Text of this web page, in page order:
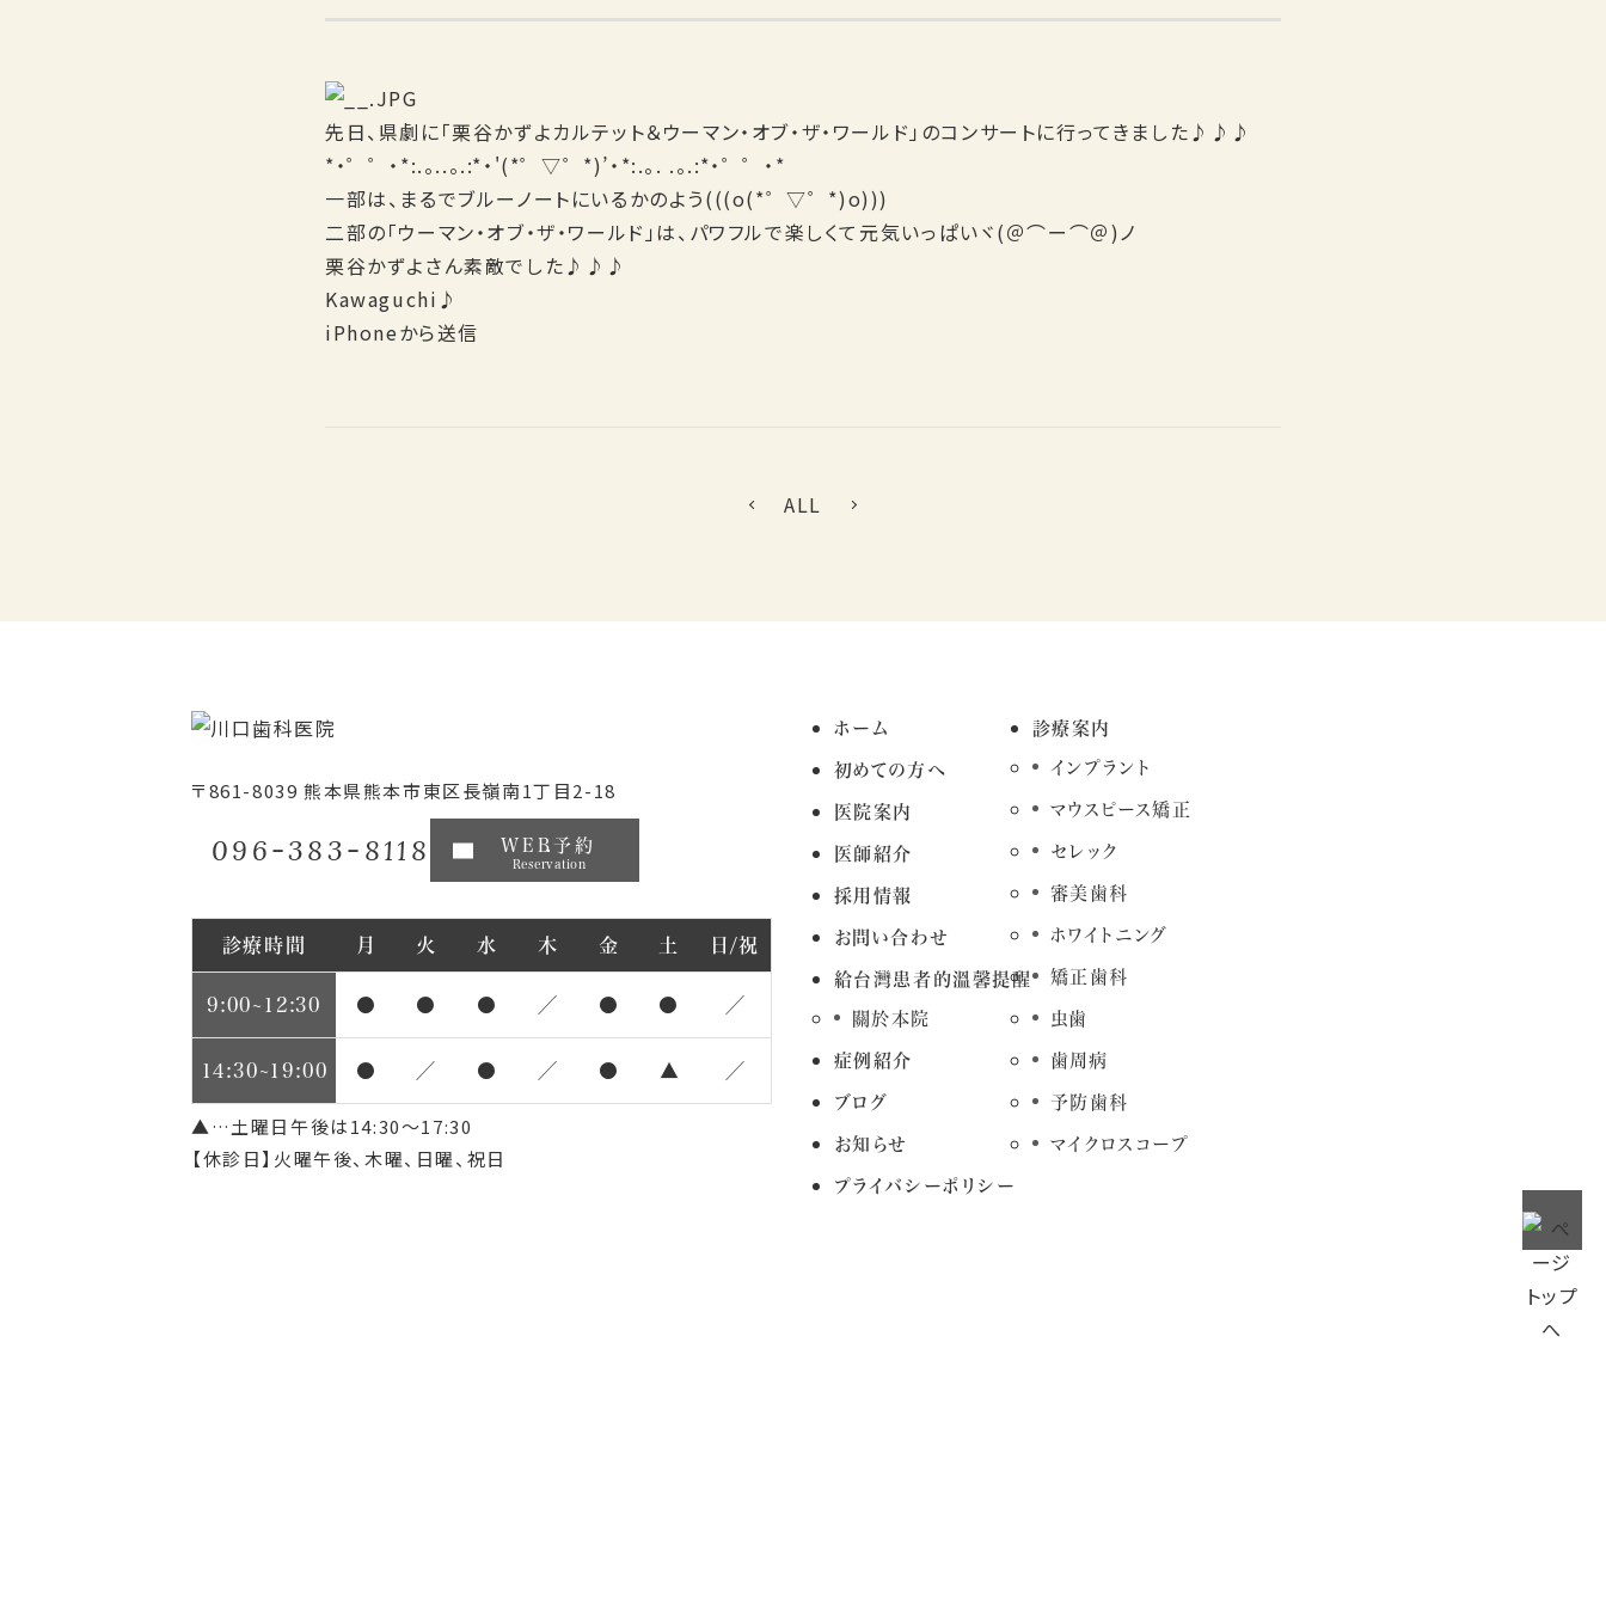
先日、県劇に「栗谷かずよカルテット＆ウーマン・オブ・ザ・ワールド」のコンサートに行ってきました♪♪♪
*・゜゜・*:.。..。.:*・'(*゜▽゜*)’・*:.。. .。.:*・゜゜・*
一部は、まるでブルーノートにいるかのよう(((o(*゜▽゜*)o)))
二部の「ウーマン・オブ・ザ・ワールド」は、パワフルで楽しくて元気いっぱいヾ(＠⌒ー⌒＠)ノ
栗谷かずよさん素敵でした♪♪♪
Kawaguchi♪
iPhoneから送信
ALL
〒861-8039 熊本県熊本市東区長嶺南1丁目2-18
096-383-8118 WEB予約
Reservation
診療時間 月 火 水 木 金 土 日/祝
9:00~12:30 ● ● ● ／ ● ● ／
14:30~19:00 ● ／ ● ／ ● ▲ ／
▲…土曜日午後は14:30～17:30
【休診日】火曜午後、木曜、日曜、祝日
ホーム
初めての方へ
医院案内
医師紹介
採用情報
お問い合わせ
給台灣患者的溫馨提醒
關於本院
症例紹介
ブログ
お知らせ
プライバシーポリシー
診療案内
インプラント
マウスピース矯正
セレック
審美歯科
ホワイトニング
矯正歯科
虫歯
歯周病
予防歯科
マイクロスコープ